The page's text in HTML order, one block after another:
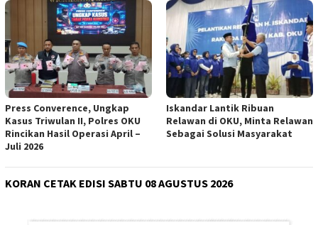
Press Converence, Ungkap
Kasus Triwulan II, Polres OKU
Rincikan Hasil Operasi April –
Juli 2026
Iskandar Lantik Ribuan
Relawan di OKU, Minta Relawan
Sebagai Solusi Masyarakat
KORAN CETAK EDISI SABTU 08 AGUSTUS 2026